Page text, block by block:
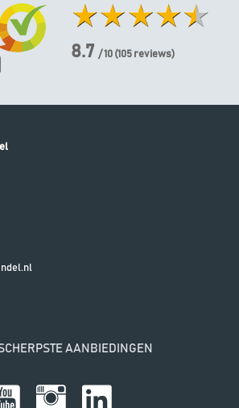
8.7 / 10 (105 reviews)
AANBIEDINGEN